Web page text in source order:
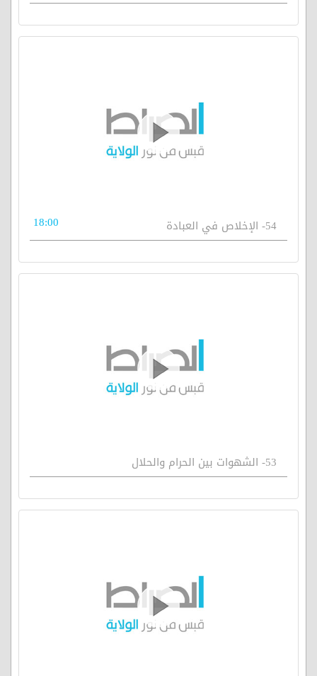
54- الإخلاص في العبادة 18:00
53- الشهوات بين الحرام والحلال